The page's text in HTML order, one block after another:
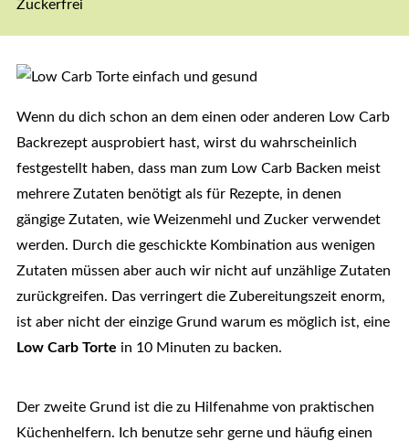
Wenn du dich schon an dem einen oder anderen Low Carb
Backrezept ausprobiert hast, wirst du wahrscheinlich
festgestellt haben, dass man zum Low Carb Backen meist
mehrere Zutaten benötigt als für Rezepte, in denen
gängige Zutaten, wie Weizenmehl und Zucker verwendet
werden. Durch die geschickte Kombination aus wenigen
Zutaten müssen aber auch wir nicht auf unzählige Zutaten
zurückgreifen. Das verringert die Zubereitungszeit enorm,
ist aber nicht der einzige Grund warum es möglich ist, eine
Low Carb Torte in 10 Minuten zu backen.
Der zweite Grund ist die zu Hilfenahme von praktischen
Küchenhelfern. Ich benutze sehr gerne und häufig einen